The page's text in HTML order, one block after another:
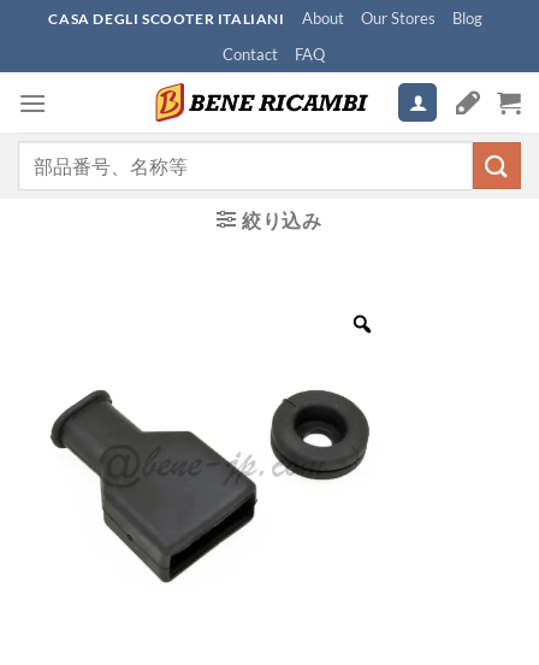
content
CASA DEGLI SCOOTER ITALIANI About Our Stores
Blog
Contact
FAQ
絞り込み